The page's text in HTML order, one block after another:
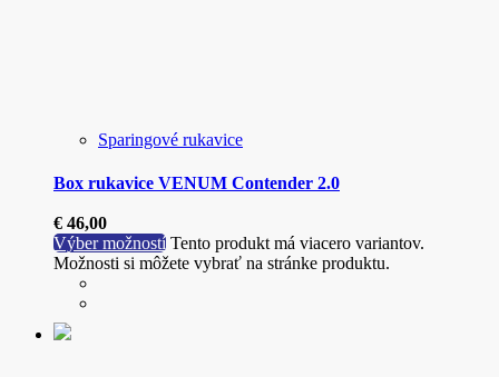
Sparingové rukavice
Box rukavice VENUM Contender 2.0
€ 46,00
Výber možností Tento produkt má viacero variantov.
Možnosti si môžete vybrať na stránke produktu.